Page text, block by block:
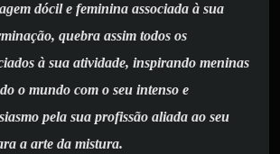
dócil e feminina associada à sua
quebra assim todos os
à sua atividade, inspirando meninas
o mundo com o seu intenso e
pela sua profissão aliada ao seu
a arte da mistura.